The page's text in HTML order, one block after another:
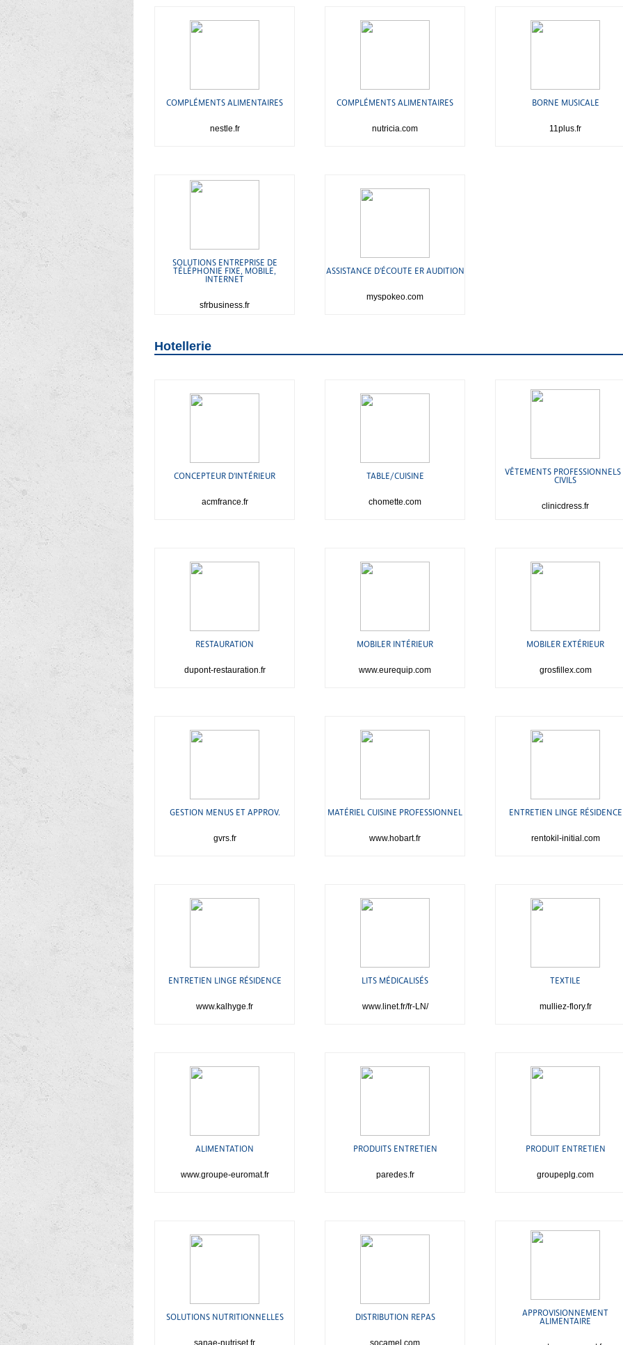
COMPLÉMENTS ALIMENTAIRES
nestle.fr
COMPLÉMENTS ALIMENTAIRES
nutricia.com
BORNE MUSICALE
11plus.fr
SOLUTIONS ENTREPRISE DE
TÉLÉPHONIE FIXE, MOBILE,
INTERNET
sfrbusiness.fr
ASSISTANCE D'ÉCOUTE ER AUDITION
myspokeo.com
Hotellerie
CONCEPTEUR D'INTÉRIEUR
acmfrance.fr
TABLE/CUISINE
chomette.com
VÊTEMENTS PROFESSIONNELS
CIVILS
clinicdress.fr
RESTAURATION
dupont-restauration.fr
MOBILER INTÉRIEUR
www.eurequip.com
MOBILER EXTÉRIEUR
grosfillex.com
GESTION MENUS ET APPROV.
gvrs.fr
MATÉRIEL CUISINE PROFESSIONNEL
www.hobart.fr
ENTRETIEN LINGE RÉSIDENCE
rentokil-initial.com
ENTRETIEN LINGE RÉSIDENCE
www.kalhyge.fr
LITS MÉDICALISÉS
www.linet.fr/fr-LN/
TEXTILE
mulliez-flory.fr
ALIMENTATION
www.groupe-euromat.fr
PRODUITS ENTRETIEN
paredes.fr
PRODUIT ENTRETIEN
groupeplg.com
SOLUTIONS NUTRITIONNELLES DISTRIBUTION REPAS
APPROVISIONNEMENT
ALIMENTAIRE